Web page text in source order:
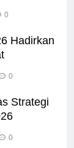
0
Hadirkan
0
Strategi
0